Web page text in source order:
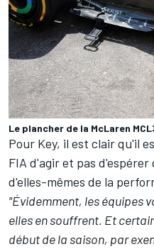
Le plancher de la McLaren
Pour Key, il est clair qu'il
FIA d'agir et pas
d'elles-mêmes de la
"Évidemment, les équipes
elles en souffrent. Et
début de la saison, par